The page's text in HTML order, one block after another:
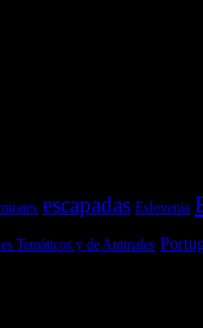
escapadas Eslovenia
Temáticos y de Animales